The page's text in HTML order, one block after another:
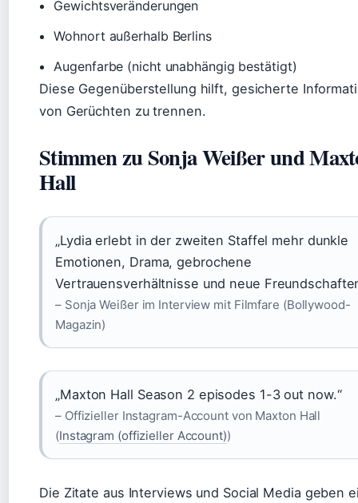
Gewichtsveränderungen
Wohnort außerhalb Berlins
Augenfarbe (nicht unabhängig bestätigt)
Diese Gegenüberstellung hilft, gesicherte
von Gerüchten zu trennen.
Stimmen zu Sonja Weißer und
Hall
„Lydia erlebt in der zweiten Staffel mehr dunkle
Emotionen, Drama, gebrochene
Vertrauensverhältnisse und neue
– Sonja Weißer im Interview mit Filmfare (Bollywood-
Magazin)
„Maxton Hall Season 2 episodes 1-3 out now.“
– Offizieller Instagram-Account von Maxton Hall
(Instagram (offizieller Account))
Die Zitate aus Interviews und Social Media geben